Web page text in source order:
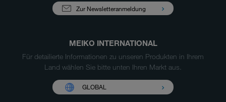
Zur Newsletteranmeldung
MEIKO INTERNATIONAL
Für detailierte Informationen zu unseren Produkten in Ihrem
Land wählen Sie bitte unten Ihren Markt aus.
GLOBAL